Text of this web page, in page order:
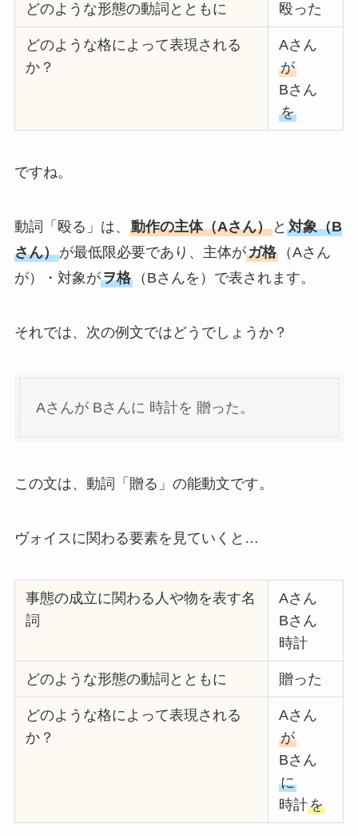
どのような形態の動詞とともに 殴った
どのような格によって表現される
か？
Aさん
が
Bさん
を
ですね。
動詞「殴る」は、 動作の主体（Aさん）と 対象（B
さん）が最低限必要であり、主体がガ格（Aさん
が）・対象がヲ格（Bさんを）で表されます。
それでは、次の例文ではどうでしょうか？
Aさんが Bさんに 時計を 贈った。
この文は、動詞「贈る」の能動文です。
ヴォイスに関わる要素を見ていくと…
事態の成立に関わる人や物を表す名
詞
Aさん
Bさん
時計
どのような形態の動詞とともに 贈った
どのような格によって表現される
か？
Aさん
が
Bさん
に
時計を